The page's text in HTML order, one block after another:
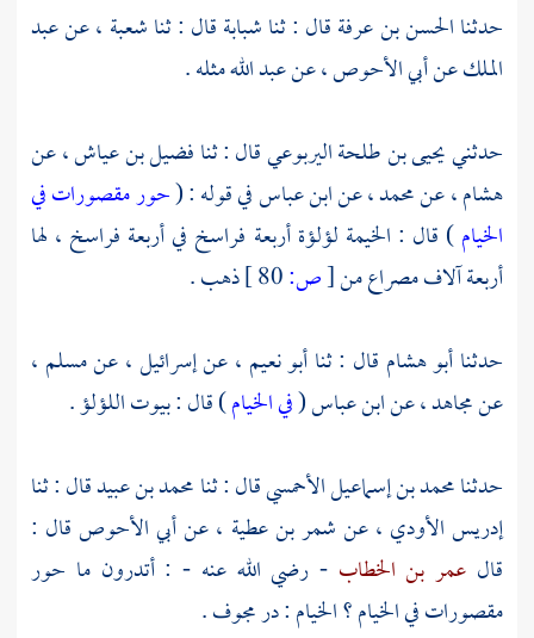
حدثناالحسن بن عرفةقال : ثناشبابةقال : ثناشعبة ، عنعبد
الملكعنأبي الأحوص، عنعبد اللهمثله .
حدثنييحيى بن طلحة اليربوعيقال : ثنافضيل بن عياش، عن
هشام، عنمحمد، عنابن عباسفي قوله : (حور مقصورات في
الخيام) قال : الخيمة لؤلؤة أربعة فراسخ في أربعة فراسخ ، لها
أربعة آلاف مصراع من[ص:
ذهب .
حدثناأبو هشام قال : ثناأبو نعيم ، عنإسرائيل، عنمسلم ،
عنمجاهد، عنابن عباس(في الخيام) قال : بيوت اللؤلؤ .
حدثنامحمد بن إسماعيل الأحمسيقال : ثنامحمد بن عبيدقال : ثنا
إدريس الأودي ، عنشمر بن عطية ، عنأبي الأحوصقال :
قال عمر بن الخطاب- رضي الله عنه - : أتدرون ما حور
مقصورات في الخيام ؟ الخيام : در مجوف .